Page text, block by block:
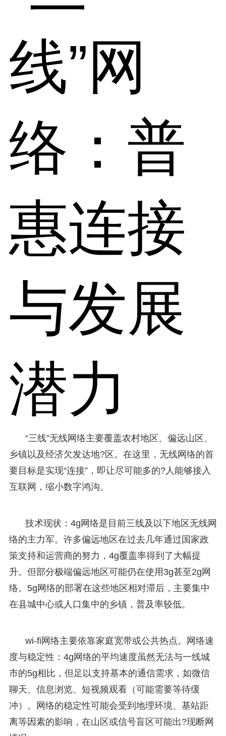
线”网
络：普
惠连接
与发展
潜力
“三线”无线网络主要覆盖农村地区、偏远山区、
乡镇以及经济欠发达地?区。在这里，无线网络的首
要目标是实现“连接”，即让尽可能多的?人能够接入
互联网，缩小数字鸿沟。
技术现状：4g网络是目前三线及以下地区无线网
络的主力军。许多偏远地区在过去几年通过国家政
策支持和运营商的努力，4g覆盖率得到了大幅提
升。但部分极端偏远地区可能仍在使用3g甚至2g网
络。5g网络的部署在这些地区相对滞后，主要集中
在县城中心或人口集中的乡镇，普及率较低。
wi-fi网络主要依靠家庭宽带或公共热点。网络速
度与稳定性：4g网络的平均速度虽然无法与一线城
市的5g相比，但足以支持基本的通信需求，如微信
聊天、信息浏览、短视频观看（可能需要等待缓
冲）。网络的稳定性可能会受到地理环境、基站距
离等因素的影响，在山区或信号盲区可能出?现断网